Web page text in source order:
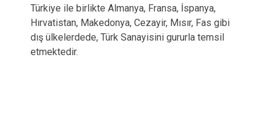
Türkiye ile birlikte Almanya, Fransa, İspanya,
Hırvatistan, Makedonya, Cezayir, Mısır, Fas gibi
dış ülkelerdede, Türk Sanayisini gururla temsil
etmektedir.